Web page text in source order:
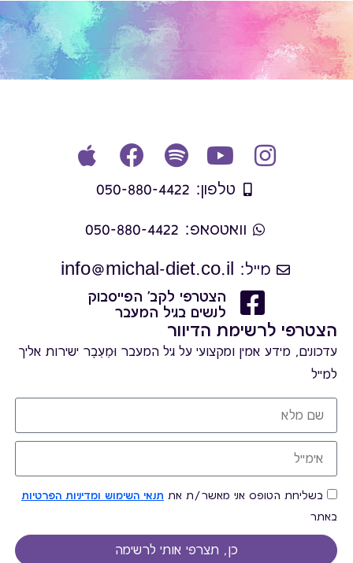
טלפון: 050-880-4422
וואטסאפ: 050-880-4422
מייל: info@michal-diet.co.il
הצטרפי לקב' הפייסבוק
לנשים בגיל המעבר
הצטרפי לרשימת הדיוור
עדכונים, מידע אמין ומקצועי על גיל המעבר וּמֵעֵבֶר ישירות אליך
למייל
בשליחת הטופס אני מאשר/ת את תנאי השימוש ומדיניות הפרטיות
באתר
כן, תצרפי אותי לרשימה